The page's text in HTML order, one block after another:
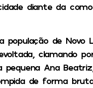
diante da
população de Novo
clamando
pequena Ana
de forma